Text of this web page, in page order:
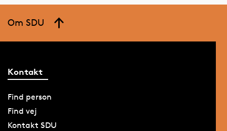
Om SDU
Kontakt
Find person
Find vej
Kontakt SDU